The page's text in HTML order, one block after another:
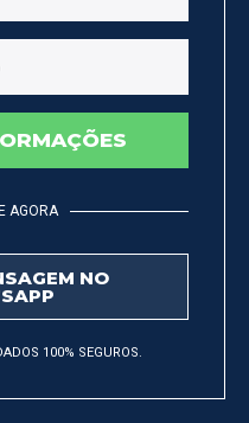
AGORA
NO
100% SEGUROS.